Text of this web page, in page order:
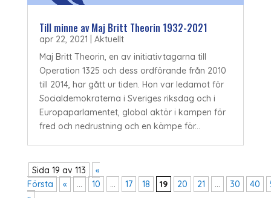
Till minne av Maj Britt Theorin 1932-2021
apr 22, 2021
Aktuellt
Maj Britt Theorin, en av initiativtagarna till
Operation 1325 och dess ordförande från 2010
till 2014, har gått ur tiden. Hon var ledamot för
Socialdemokraterna i Sveriges riksdag och i
Europaparlamentet, global aktör i kampen för
fred och nedrustning och en kämpe för...
Sida 19 av 113
«
Första
« ... 10 ... 17 18 19 20 21 ... 30 40